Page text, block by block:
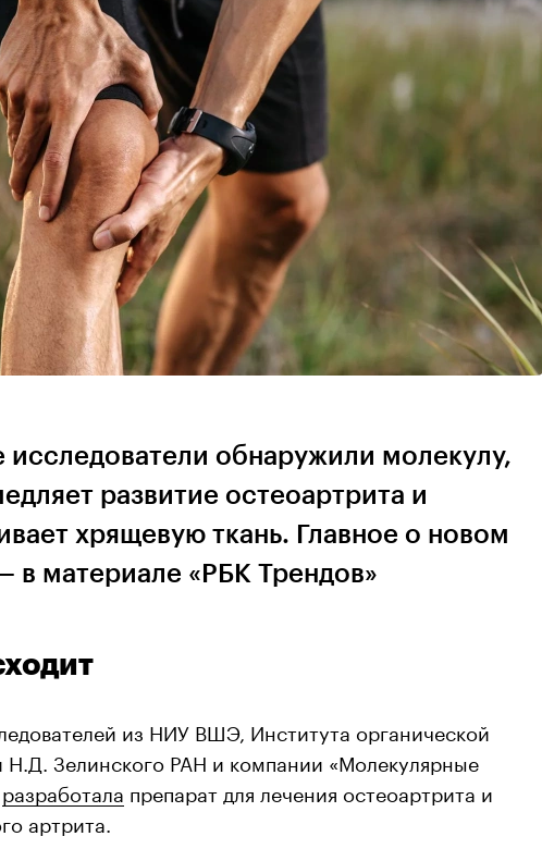
исследователи обнаружили молекулу,
развитие остеоартрита и
хрящевую ткань. Главное о новом
в материале «РБК Трендов»
из НИУ ВШЭ, Института органической
Зелинского РАН и компании «Молекулярные
разработала препарат для лечения остеоартрита и
артрита.